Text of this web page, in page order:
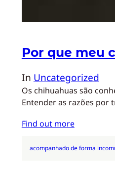
Por que meu
In Uncategorized
Os chihuahuas são
Entender as razões por
Find out more
acompanhado de forma